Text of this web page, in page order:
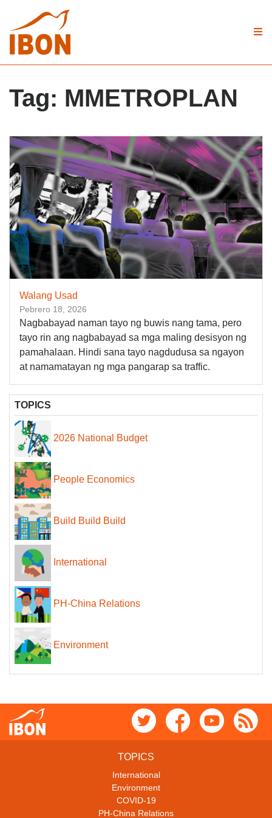
Tag: MMETROPLAN
Walang Usad
Pebrero 18, 2026
Nagbabayad naman tayo ng buwis nang tama, pero
tayo rin ang nagbabayad sa mga maling desisyon ng
pamahalaan. Hindi sana tayo nagdudusa sa ngayon
at namamatayan ng mga pangarap sa traffic.
TOPICS
2026 National Budget
People Economics
Build Build Build
International
PH-China Relations
Environment
TOPICS
International
Environment
COVID-19
PH-China Relations